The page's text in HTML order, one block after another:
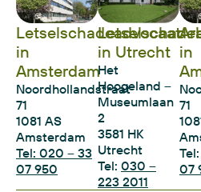
Letselschadeadvocaat
in
Amsterdam
Noordhollandstraat
71
1081 AS
Amsterdam
Tel: 020 – 33
07 950
in Utrecht
Het
Hoogeland –
Museumlaan
2
3581 HK
Utrecht
Tel: 030 –
223 2011
in
71
Tel:
07